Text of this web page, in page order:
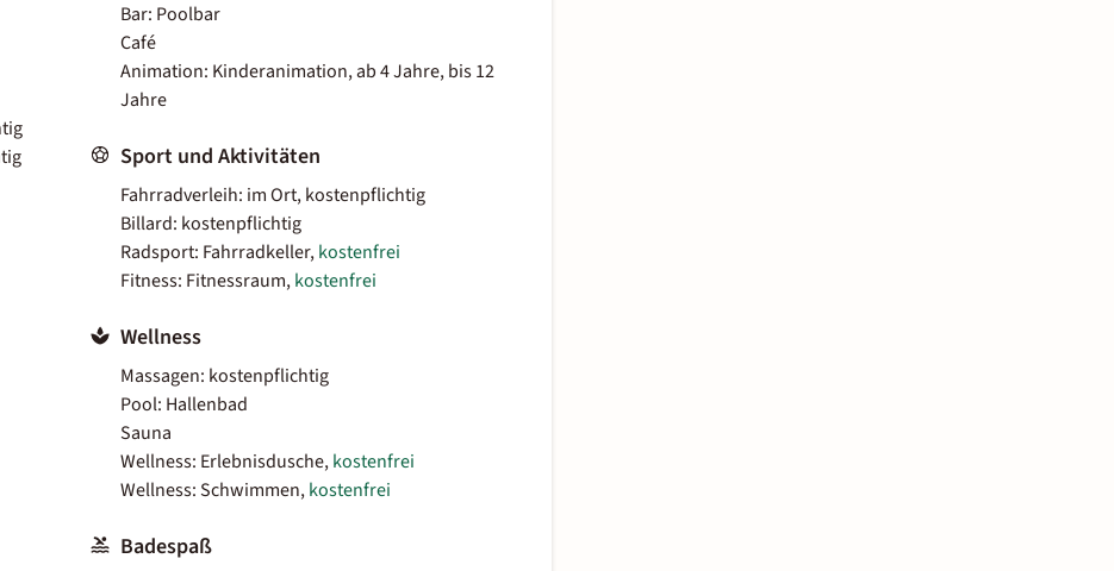
Bar: Poolbar
Café
Animation: Kinderanimation, ab 4 Jahre, bis 12
Jahre
Sport und Aktivitäten
Fahrradverleih: im Ort, kostenpflichtig
Billard: kostenpflichtig
Radsport: Fahrradkeller,kostenfrei
Fitness: Fitnessraum,kostenfrei
Wellness
Massagen: kostenpflichtig
Pool: Hallenbad
Sauna
Wellness: Erlebnisdusche,kostenfrei
Wellness: Schwimmen,kostenfrei
Badespaß